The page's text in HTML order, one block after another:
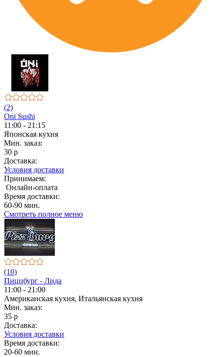
(2)
Oni Sushi
11:00 - 21:15
Японская кухня
Мин. заказ:
30 р
Доставка:
Условия доставки
Принимаем:
Онлайн-оплата
Время доставки:
60-90 мин.
Смотреть полное меню
(10)
Пиццбург - Лида
11:00 - 21:00
Американская кухня, Итальянская кухня
Мин. заказ:
35 р
Доставка:
Условия доставки
Время доставки:
20-60 мин.